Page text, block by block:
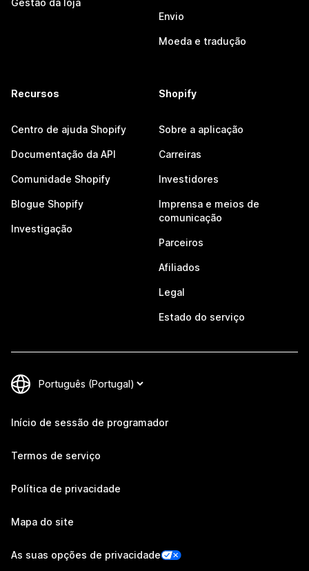
Gestão da loja
Envio
Moeda e tradução
Recursos
Centro de ajuda Shopify
Documentação da API
Comunidade Shopify
Blogue Shopify
Investigação
Shopify
Sobre a aplicação
Carreiras
Investidores
Imprensa e meios de
comunicação
Parceiros
Afiliados
Legal
Estado do serviço
Início de sessão de programador
Termos de serviço
Política de privacidade
Mapa do site
As suas opções de privacidade